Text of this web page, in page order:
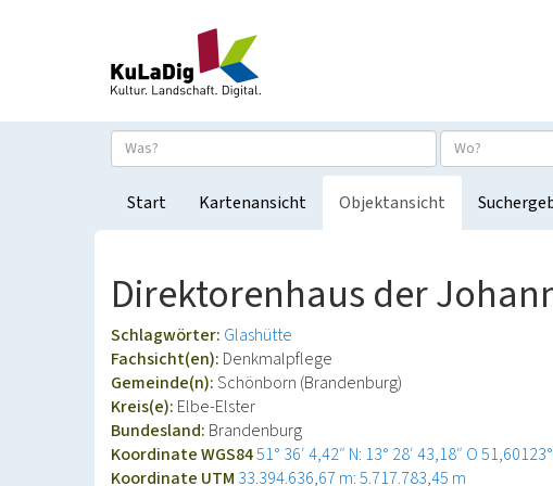
Start Kartenansicht Objektansicht
Direktorenhaus der
Schlagwörter: Glashütte
Fachsicht(en): Denkmalpflege
Gemeinde(n):Schönborn (Brandenburg)
Kreis(e): Elbe-Elster
Bundesland: Brandenburg
Koordinate WGS8451° 36′ 4,42″ N: 13° 28′ 43,18″ O
Koordinate UTM 33.394.636,67 m: 5.717.783,45 m